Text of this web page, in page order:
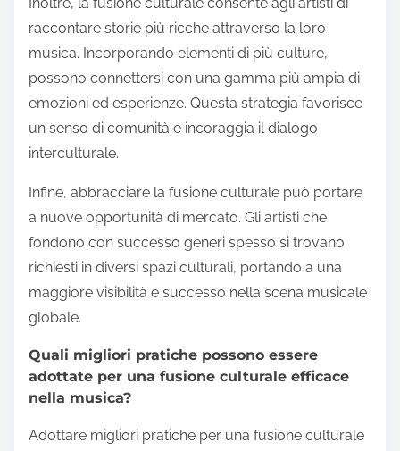
ulteriormente il panorama musicale globale.
Come possono gli artisti emergenti sfruttare
la fusione culturale per avere successo?
Gli artisti emergenti possono sfruttare la fusione
culturale integrando stili musicali, strumenti e
tradizioni diverse per creare suoni unici. Questo
approccio migliora la creatività e amplia l’appeal del
pubblico. Collaborare con artisti di diversi
background introduce tecniche innovative e amplia
i confini artistici.
Utilizzare strumenti tradizionali provenienti da varie
culture può aggiungere autenticità e profondità alla
musica. Ad esempio, mescolare tamburi africani
con melodie occidentali può creare ritmi
coinvolgenti. Questa fusione non solo mostra
versatilità, ma attira anche ascoltatori che